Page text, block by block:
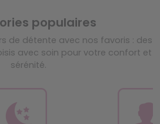
populaires
de détente avec nos favoris : des
avec soin pour votre confort et
sérénité.